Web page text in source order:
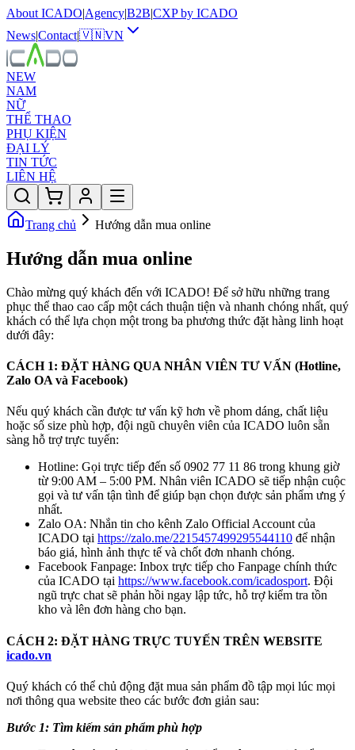
About ICADO|Agency|B2B|CXP by ICADO
News|Contact|🇻🇳VN
NEW
NAM
NỮ
THỂ THAO
PHỤ KIỆN
ĐẠI LÝ
TIN TỨC
LIÊN HỆ
Trang chủ Hướng dẫn mua online
Hướng dẫn mua online
Chào mừng quý khách đến với ICADO! Để sở hữu những trang
phục thể thao cao cấp một cách thuận tiện và nhanh chóng nhất, quý
khách có thể lựa chọn một trong ba phương thức đặt hàng linh hoạt
dưới đây:
CÁCH 1: ĐẶT HÀNG QUA NHÂN VIÊN TƯ VẤN (Hotline,
Zalo OA và Facebook)
Nếu quý khách cần được tư vấn kỹ hơn về phom dáng, chất liệu
hoặc số size phù hợp, đội ngũ chuyên viên của ICADO luôn sẵn
sàng hỗ trợ trực tuyến:
Hotline: Gọi trực tiếp đến số 0902 77 11 86 trong khung giờ
từ 9:00 AM – 5:00 PM. Nhân viên ICADO sẽ tiếp nhận cuộc
gọi và tư vấn tận tình để giúp bạn chọn được sản phẩm ưng ý
nhất.
Zalo OA: Nhắn tin cho kênh Zalo Official Account của
ICADO tại https://zalo.me/2215457499295544110 để nhận
báo giá, hình ảnh thực tế và chốt đơn nhanh chóng.
Facebook Fanpage: Inbox trực tiếp cho Fanpage chính thức
của ICADO tại https://www.facebook.com/icadosport. Đội
ngũ trực chat sẽ phản hồi ngay lập tức, hỗ trợ kiểm tra tồn
kho và lên đơn hàng cho bạn.
CÁCH 2: ĐẶT HÀNG TRỰC TUYẾN TRÊN WEBSITE
icado.vn
Quý khách có thể chủ động đặt mua sản phẩm đồ tập mọi lúc mọi
nơi thông qua website theo các bước đơn giản sau:
Bước 1: Tìm kiếm sản phẩm phù hợp